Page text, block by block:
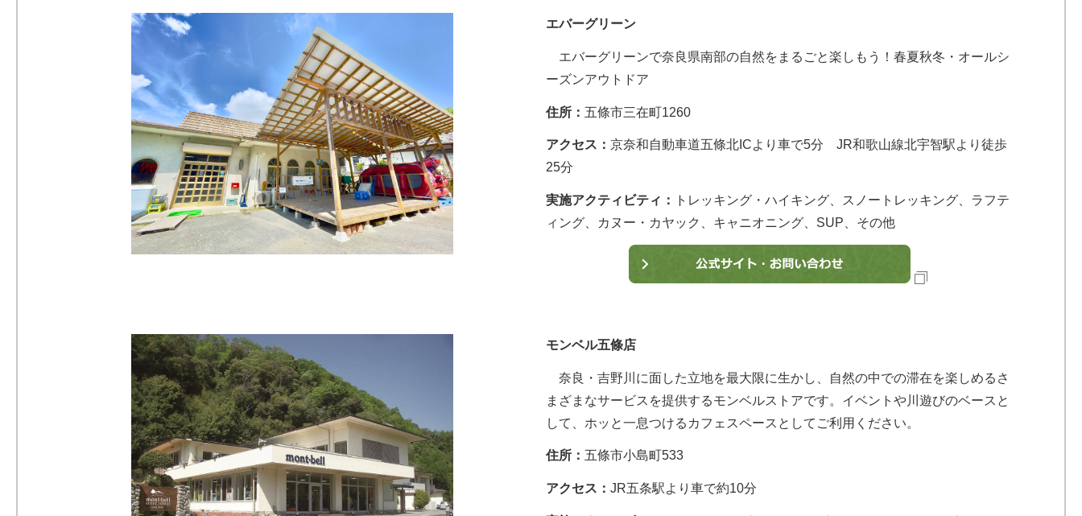
エバーグリーン
エバーグリーンで奈良県南部の自然をまるごと楽しもう！春夏秋冬・オールシ
ーズンアウトドア
住所： 五條市三在町1260
アクセス： 京奈和自動車道五條北ICより車で5分 JR和歌山線北宇智駅より徒歩
25分
実施アクティビティ：
トレッキング・ハイキング、スノートレッキング、ラフテ
ィング、カヌー・カヤック、キャニオニング、SUP、その他
モンベル五條店
奈良・吉野川に面した立地を最大限に生かし、自然の中での滞在を楽しめるさ
まざまなサービスを提供するモンベルストアです。イベントや川遊びのベースと
して、ホッと一息つけるカフェスペースとしてご利用ください。
住所： 五條市小島町533
アクセス： JR五条駅より車で約10分